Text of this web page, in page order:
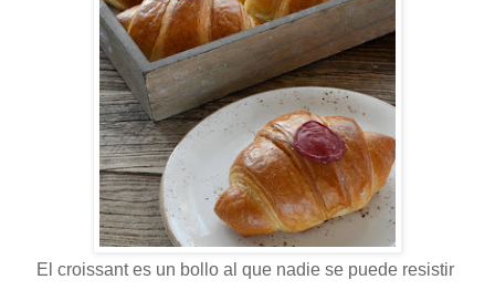
El croissant es un bollo al que nadie se puede resistir